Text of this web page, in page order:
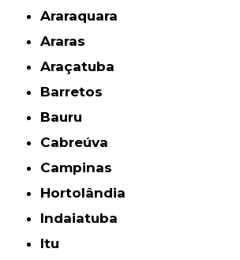
Araraquara
Araras
Araçatuba
Barretos
Bauru
Cabreúva
Campinas
Hortolândia
Indaiatuba
Itu